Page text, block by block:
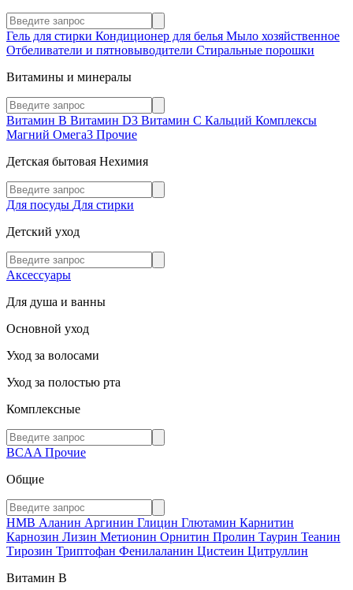
Гель для стирки Кондиционер для белья Мыло хозяйственное
Отбеливатели и пятновыводители Стиральные порошки
Витамины и минералы
Витамин В Витамин D3 Витамин С Кальций Комплексы
Магний Омега3 Прочие
Детская бытовая Нехимия
Для посуды Для стирки
Детский уход
Аксессуары
Для душа и ванны
Основной уход
Уход за волосами
Уход за полостью рта
Комплексные
BCAA Прочие
Общие
HMB Аланин Аргинин Глицин Глютамин Карнитин
Карнозин Лизин Метионин Орнитин Пролин Таурин Теанин
Тирозин Триптофан Фенилаланин Цистеин Цитруллин
Витамин В